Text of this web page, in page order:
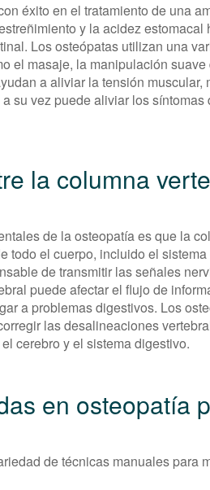
éxito en el tratamiento de una
y la acidez
Los osteópatas utilizan una
el masaje, la manipulación
a aliviar la tensión
su vez puede aliviar los
la columna
de la osteopatía es que la
todo el cuerpo, incluido el
de transmitir las señales
puede afectar el flujo de
a problemas digestivos. Los
las desalineaciones
cerebro y el sistema digestivo.
en osteopatía
de técnicas manuales para